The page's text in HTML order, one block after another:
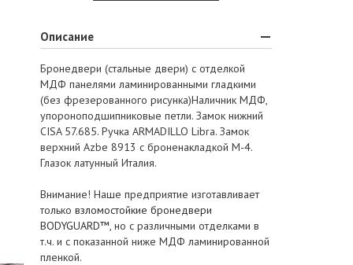
Описание
Бронедвери (стальные двери) с отделкой
МДФ панелями ламинированными гладкими
(без фрезерованного рисунка)Наличник МДФ,
упороноподшипниковые петли. Замок нижний
CISA 57.685. Ручка ARMADILLO Libra. Замок
верхний Azbe 8913 c броненакладкой М-4.
Глазок латунный Италия.
Внимание! Наше предприятие изготавливает
только взломостойкие бронедвери
BODYGUARD™, но с различными отделками в
т.ч. и с показанной ниже МДФ ламинированной
пленкой.